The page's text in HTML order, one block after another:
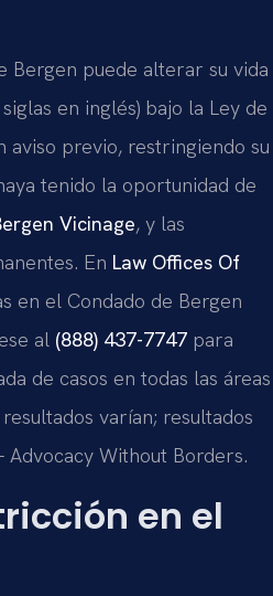
Bergen puede alterar su vida
en inglés) bajo la Ley de
aviso previo, restringiendo su
tenido la oportunidad de
Vicinage, y las
En Law Offices Of
en el Condado de Bergen
al (888) 437-7747 para
de casos en todas las áreas
varían; resultados
Advocacy Without Borders.
en el